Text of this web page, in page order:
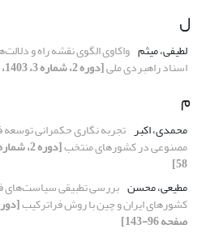
ل
لطیفی، میثم واکاوی الگوی نقشه راه و
اسناد راهبردی ملی[دوره 2، شماره 3، 1403، صفحه 84-108]
م
محمدی، اکبر تجربه نگاری حکمرانی
مصنوعی در کشورهای منتخب
58]
مطیعی، محسن بررسی تطبیقی سیاست‌های
کشورهای ایران و چین با روش فراترکیب
صفحه 96-143]